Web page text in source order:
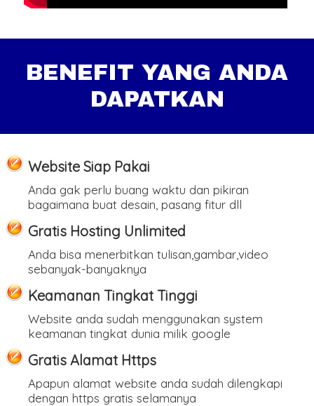
BENEFIT YANG ANDA
DAPATKAN
Website Siap Pakai
Anda gak perlu buang waktu dan pikiran
bagaimana buat desain, pasang fitur dll
Gratis Hosting Unlimited
Anda bisa menerbitkan tulisan,gambar,video
sebanyak-banyaknya
Keamanan Tingkat Tinggi
Website anda sudah menggunakan system
keamanan tingkat dunia milik google
Gratis Alamat Https
Apapun alamat website anda sudah dilengkapi
dengan https gratis selamanya